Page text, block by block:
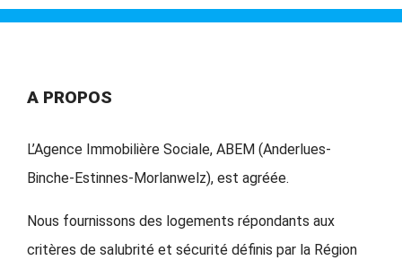
A PROPOS
L’Agence Immobilière Sociale, ABEM (Anderlues-
Binche-Estinnes-Morlanwelz), est agréée.
Nous fournissons des logements répondants aux
critères de salubrité et sécurité définis par la Région